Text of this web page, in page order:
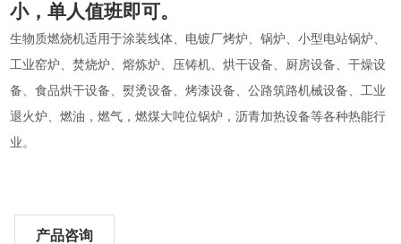
小，单人值班即可。
生物质燃烧机适用于涂装线体、电镀厂烤炉、锅炉、小型电站锅炉、
工业窑炉、焚烧炉、熔炼炉、压铸机、烘干设备、厨房设备、干燥设
备、食品烘干设备、熨烫设备、烤漆设备、公路筑路机械设备、工业
退火炉、燃油，燃气，燃煤大吨位锅炉，沥青加热设备等各种热能行
业。
产品咨询